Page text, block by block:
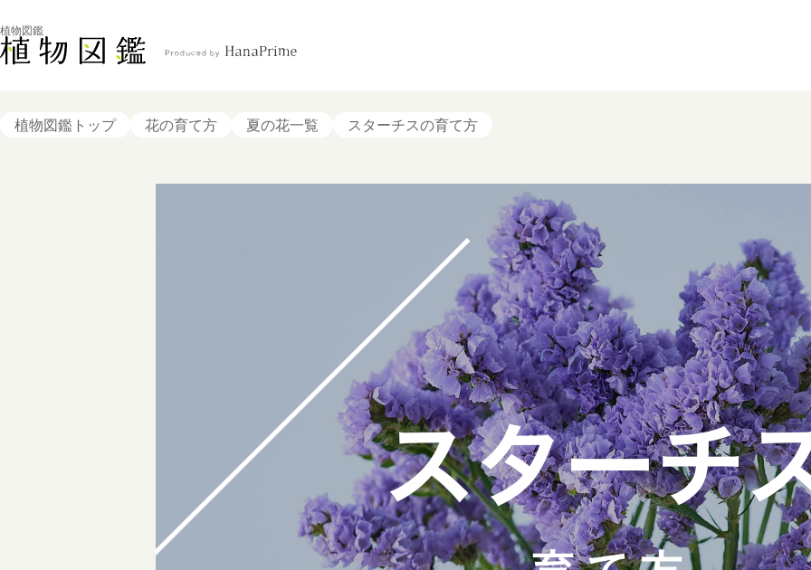
植物図鑑
植物図鑑トップ 花の育て方 夏の花一覧 スターチスの育て方